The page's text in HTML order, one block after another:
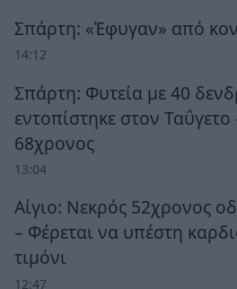
Σπάρτη: «Έφυγαν» από
14:12
Σπάρτη: Φυτεία με 40
εντοπίστηκε στον
68χρονος
13:04
Αίγιο: Νεκρός 52χρονος
– Φέρεται να υπέστη
τιμόνι
12:47